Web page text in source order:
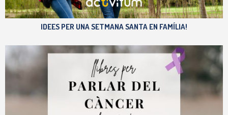
IDEES PER UNA SETMANA SANTA EN FAMÍLIA!